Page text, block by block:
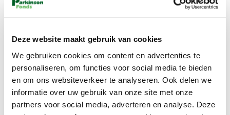
Deze website maakt gebruik van cookies
We gebruiken cookies om content en advertenties te
personaliseren, om functies voor social media te bieden
en om ons websiteverkeer te analyseren. Ook delen we
informatie over uw gebruik van onze site met onze
partners voor social media, adverteren en analyse. Deze
houden
onderdeel van onze missie. Wij financieren daarom
graag onderzoek dat gericht is op het verhogen van
de levenskwaliteit van mensen met parkinson en hun
dierbaren.